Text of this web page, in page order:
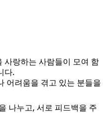
사랑하는 사람들이 모여 함
다.
어려움을 겪고 있는 분들을
나누고, 서로 피드백을 주